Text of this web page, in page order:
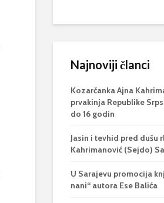
Najnoviji članci
Kozarčanka Ajna
prvakinja Republike
do 16 godin
Jasin i tevhid pred dušu
Kahrimanović (Sejdo)
U Sarajevu promocija
nani“ autora Ese Balića